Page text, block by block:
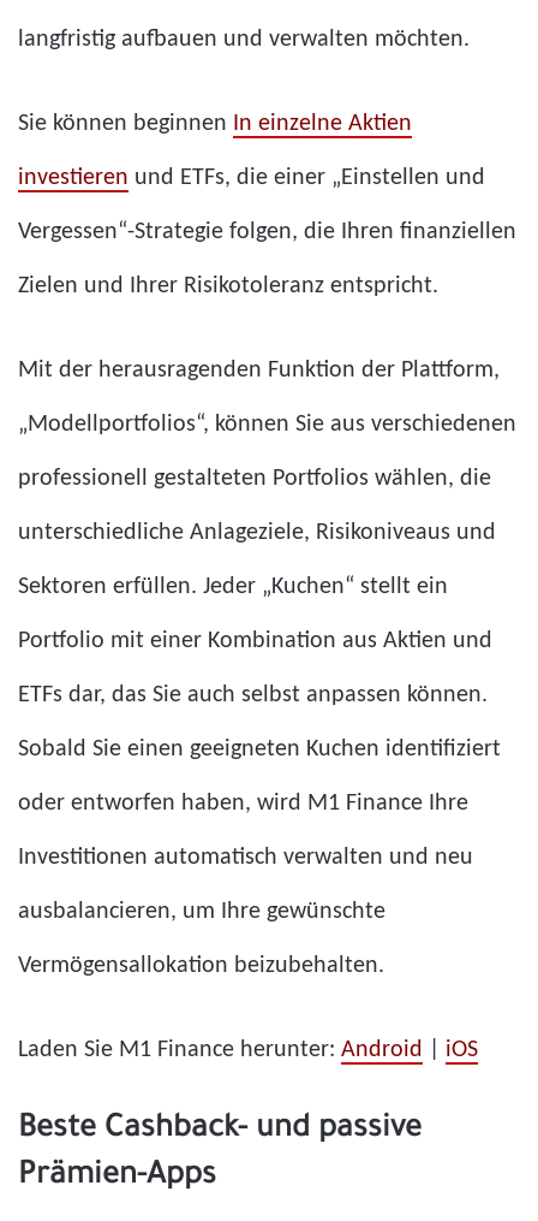
langfristig aufbauen und verwalten möchten.
Sie können beginnen In einzelne Aktien
investieren und ETFs, die einer „Einstellen und
Vergessen“-Strategie folgen, die Ihren finanziellen
Zielen und Ihrer Risikotoleranz entspricht.
Mit der herausragenden Funktion der Plattform,
„Modellportfolios“, können Sie aus verschiedenen
professionell gestalteten Portfolios wählen, die
unterschiedliche Anlageziele, Risikoniveaus und
Sektoren erfüllen. Jeder „Kuchen“ stellt ein
Portfolio mit einer Kombination aus Aktien und
ETFs dar, das Sie auch selbst anpassen können.
Sobald Sie einen geeigneten Kuchen identifiziert
oder entworfen haben, wird M1 Finance Ihre
Investitionen automatisch verwalten und neu
ausbalancieren, um Ihre gewünschte
Vermögensallokation beizubehalten.
Laden Sie M1 Finance herunter: Android iOS
Beste Cashback- und passive
Prämien-Apps